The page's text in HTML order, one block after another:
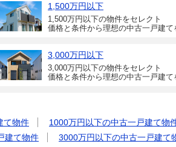
1,500万円以下
1,500万円以下の物件をセレクト
価格と条件から理想の中古一戸建て
3,000万円以下
3,000万円以下の物件をセレクト
価格と条件から理想の中古一戸建て
て物件
1000万円以下の中古一戸建て物
建て物件
3000万円以下の中古一戸建て